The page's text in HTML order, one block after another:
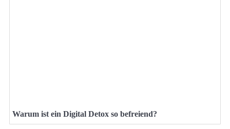
Warum ist ein Digital Detox so befreiend?